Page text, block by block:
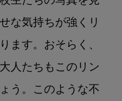
な気持ちが強くリ
ます。おそらく、
人たちもこのリン
う。このような不